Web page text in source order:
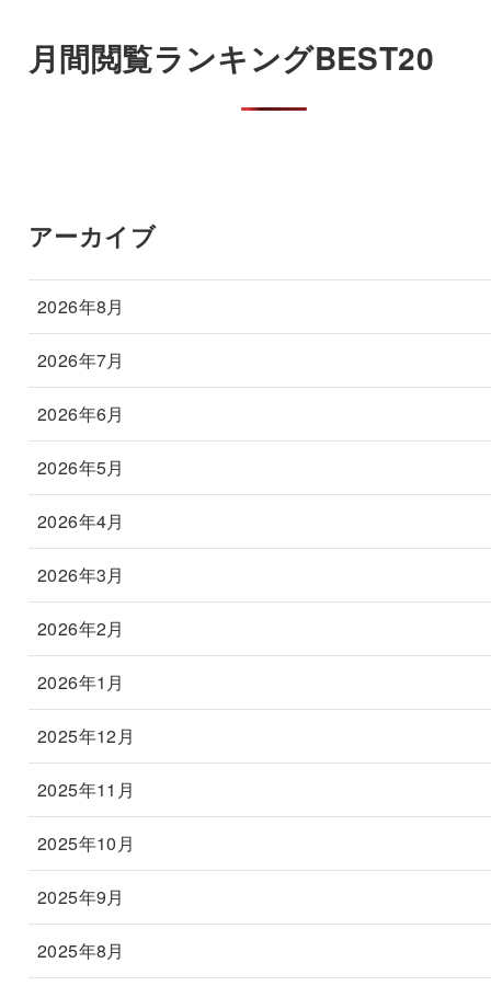
月間閲覧ランキングBEST20
アーカイブ
2026年8月
2026年7月
2026年6月
2026年5月
2026年4月
2026年3月
2026年2月
2026年1月
2025年12月
2025年11月
2025年10月
2025年9月
2025年8月